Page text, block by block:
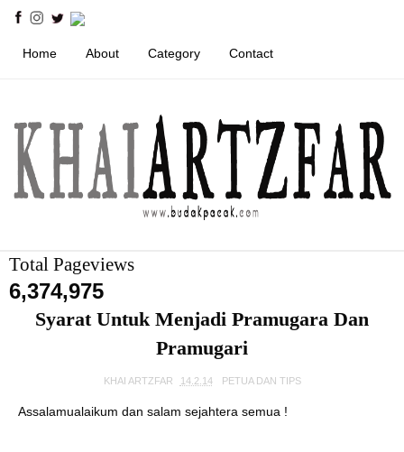
Home About Category Contact
Total Pageviews
6,374,975
Syarat Untuk Menjadi Pramugara Dan
Pramugari
KHAI ARTZFAR 14.2.14 PETUA DAN TIPS
Assalamualaikum dan salam sejahtera semua !